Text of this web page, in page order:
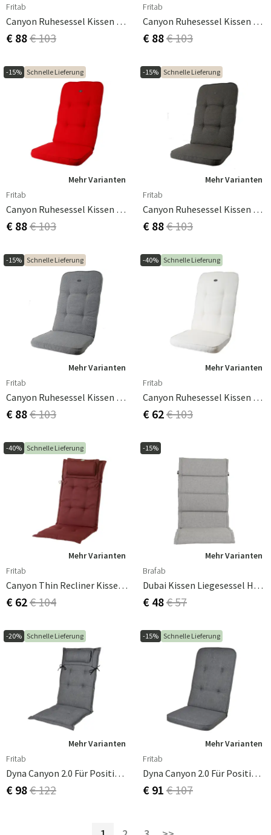
Fritab
Canyon Ruhesessel Kissen Beige
€ 88€ 103
Fritab
Canyon Ruhesessel Kissen Grün
€ 88€ 103
-15% Schnelle Lieferung
Mehr Varianten
Fritab
Canyon Ruhesessel Kissen Rot
€ 88€ 103
-15% Schnelle Lieferung
Mehr Varianten
Fritab
Canyon Ruhesessel Kissen Taupe
€ 88€ 103
-15% Schnelle Lieferung
Mehr Varianten
Fritab
Canyon Ruhesessel Kissen Titanium Gray
€ 88€ 103
-40% Schnelle Lieferung
Mehr Varianten
Fritab
Canyon Ruhesessel Kissen Weiß
€ 62€ 103
-40% Schnelle Lieferung
Mehr Varianten
Fritab
Canyon Thin Recliner Kissen Strukturiert Dralon Bordeaux
€ 62€ 104
-15%
Mehr Varianten
Brafab
Dubai Kissen Liegesessel Hellgrau
€ 48€ 57
-20% Schnelle Lieferung
Mehr Varianten
Fritab
Dyna Canyon 2.0 Für Positionsstuhl Oxford Grau
€ 98€ 122
-15% Schnelle Lieferung
Mehr Varianten
Fritab
Dyna Canyon 2.0 Für Positionsstuhl Oxford Grau
€ 91 € 107